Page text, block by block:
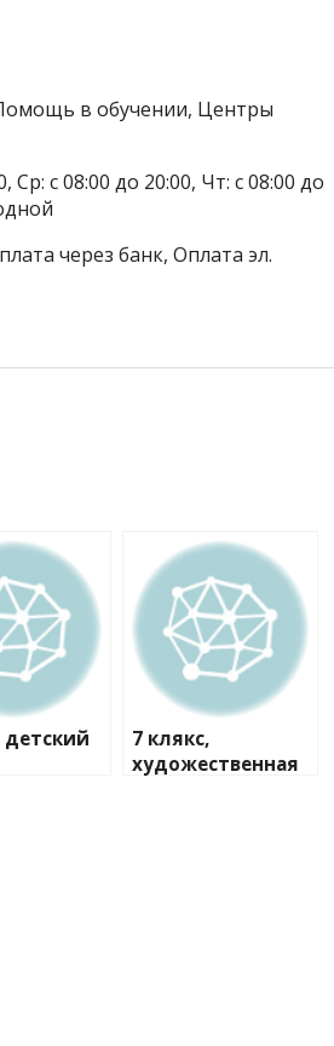
в обучении, Центры
Ср: с 08:00 до 20:00, Чт: с 08:00 до
через банк, Оплата эл.
детский
7 клякс,
художественная